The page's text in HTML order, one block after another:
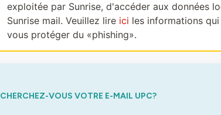
exploitée par Sunrise, d'accéder aux données
Sunrise mail. Veuillez lire ici les informations
vous protéger du «phishing».
CHERCHEZ-VOUS VOTRE E-MAIL UPC?